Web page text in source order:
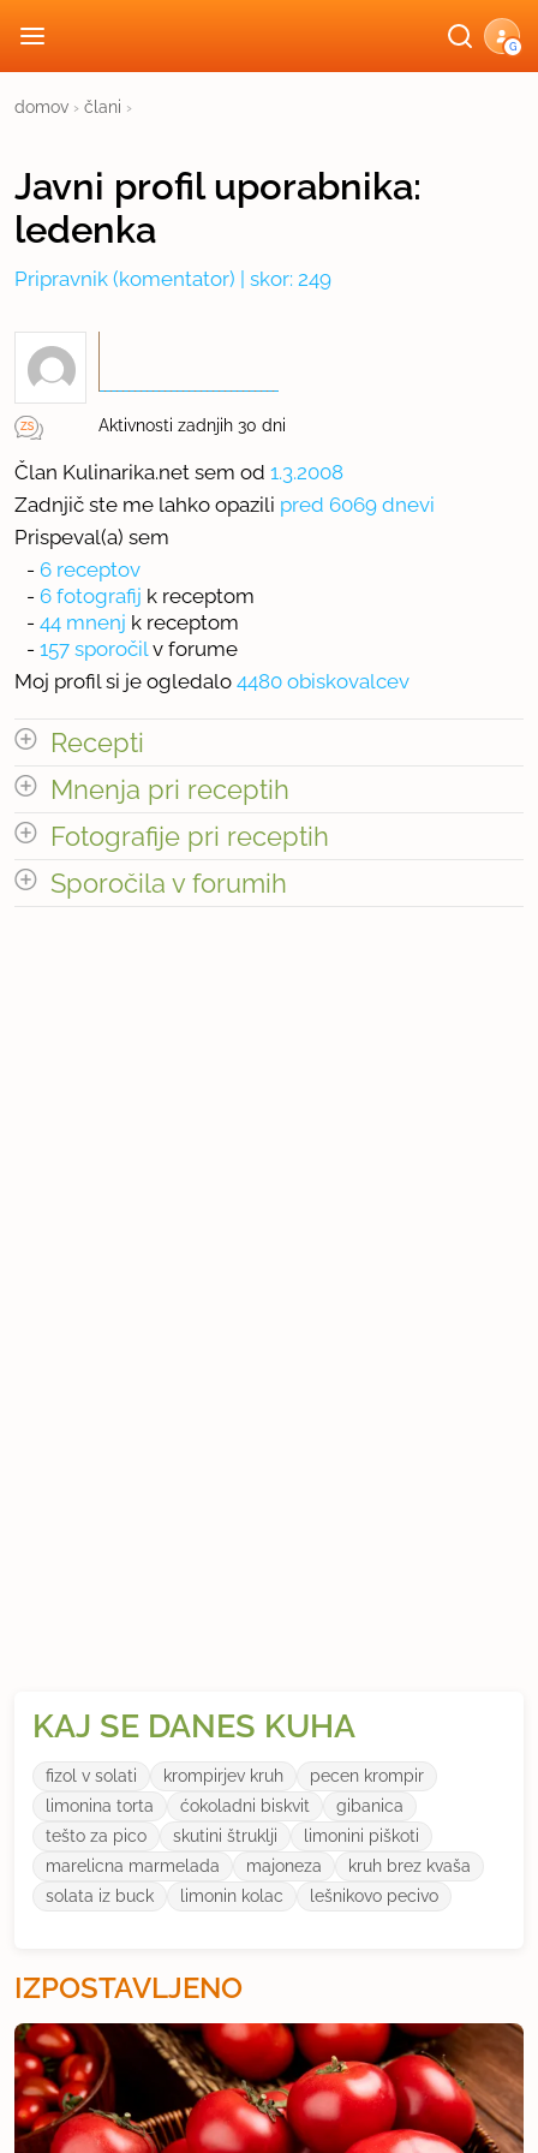
G
domov › člani ›
Javni profiluporabnika:
ledenka
Pripravnik (komentator) | skor: 249
Aktivnosti zadnjih 30 dni
Član Kulinarika.net sem od 1.3.2008
Zadnjič ste me lahko opazili pred 6069 dnevi
Prispeval(a) sem
- 6 receptov
- 6 fotografij k receptom
- 44 mnenj k receptom
- 157 sporočil v forume
Moj profil si je ogledalo 4480 obiskovalcev
Recepti
Število receptov: 6
Mnenja pri receptih
odpri vse
« prejšnja 1 5 naslednja Â»
Fotografije pri receptih
Sporočila v forumih
KAJ SE DANES KUHA
fizol v solati krompirjev kruh
pecen krompir
limonina torta
ćokoladni biskvit
gibanica
tešto za pico
skutini štruklji
limonini piškoti
marelicna marmelada
majoneza
kruh brez kvaša
solata iz buck
limonin kolac lešnikovo pecivo
IZPOSTAVLJENO